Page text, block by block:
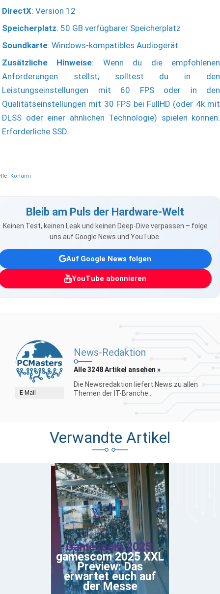
DirectX: Version 12
Speicherplatz: 50 GB verfügbarer Speicherplatz
Soundkarte: Windows-kompatibles Audiogerät.
Zusätzliche Hinweise: Wenn du die empfohlenen
Anforderungen stellst, solltest du in den
Leistungseinstellungen mit 60 FPS oder in den
Qualitätseinstellungen mit 30 FPS bei FullHD (oder 4k mit
DLSS oder einer ähnlichen Technologie) spielen können.
Erforderliche SSD.
Konami
Bleib am Puls der Hardware-Welt
Keinen Test, keinen Leak und keinen Deep-Dive verpassen – folge
uns auf Google News und YouTube.
Auf Google News folgen
YouTube abonnieren
E-Mail
News-Redaktion
Alle 3248 Artikel ansehen »
Die Newsredaktion liefert News zu allen
Themen der IT-Branche...
Verwandte Artikel
Gamescom 2025:
gamescom 2025 XXL
Preview: Das
erwartet euch auf
der Messe